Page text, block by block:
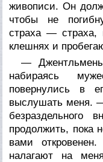
живописи. Он
чтобы не
страха — страха,
клешнях и
—
набираясь
повернулись в
выслушать меня.
безраздельного
продолжить, пока
вами
налагают на